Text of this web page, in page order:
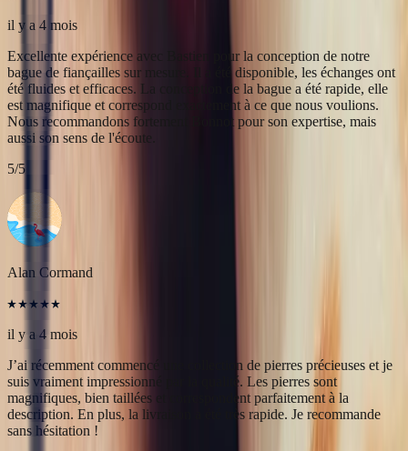
Alan Cormand
il y a 4 mois
J’ai récemment commencé une collection de pierres précieuses et je
suis vraiment impressionné par la qualité. Les pierres sont
magnifiques, bien taillées et correspondent parfaitement à la
description. En plus, la livraison a été très rapide. Je recommande
sans hésitation !
Christine Petit